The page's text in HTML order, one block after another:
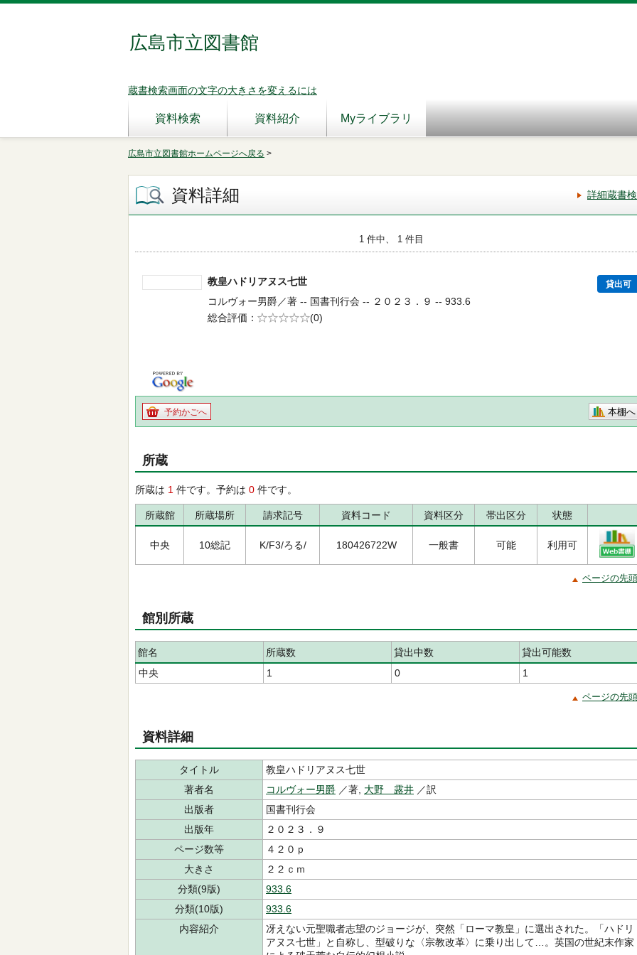
広島市立図書館
蔵書検索画面の文字の大きさを変えるには
資料検索 資料紹介 Myライブラリ
広島市立図書館ホームページへ戻る >
資料詳細 詳細蔵書
1 件中、 1 件目
教皇ハドリアヌス七世 貸出可
コルヴォー男爵／著 -- 国書刊行会 -- ２０２３．９ -- 933.6
総合評価
5段階評価
(0)
予約かごへ 本棚へ
所蔵
所蔵は 1 件です。予約は 0 件です。
所蔵館 所蔵場所 請求記号 資料コード 資料区分 帯出区分 状態
中央 10総記 K/F3/ろる/ 180426722W 一般書 可能 利用可
ページの先
館別所蔵
館名 所蔵数 貸出中数
貸出可能数
中央
1 0 1
ページの先
資料詳細
タイトル
教皇ハドリアヌス七世
著者名
コルヴォー男爵 ／著, 大野 露井 ／訳
出版者
国書刊行会
出版年
２０２３．９
ページ数等
４２０ｐ
大きさ
２２ｃｍ
分類(9版)
933.6
分類(10版)
933.6
内容紹介
冴えない元聖職者志望のジョージが、突然「ローマ教皇」に選出された。「ハドリ
アヌス七世」と自称し、型破りな〈宗教改革〉に乗り出して…。英国の世紀末作家